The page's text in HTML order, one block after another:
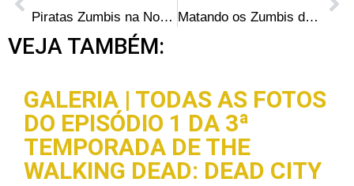
Piratas Zumbis na Nova Super Produção de “Piratas do Caribe”! Matando os Zumbis de The Walking Dead (Season 1)
VEJA TAMBÉM:
GALERIA | TODAS AS FOTOS
DO EPISÓDIO 1 DA 3ª
TEMPORADA DE THE
WALKING DEAD: DEAD CITY